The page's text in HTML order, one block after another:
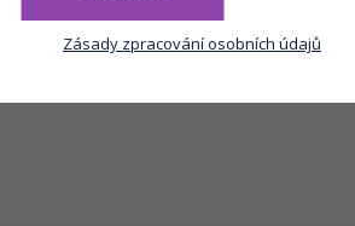
Zásady zpracování osobních údajů